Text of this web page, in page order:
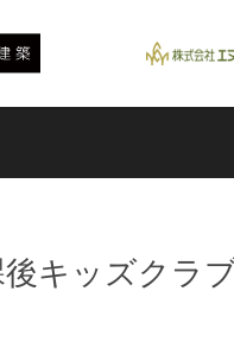
キッズクラ